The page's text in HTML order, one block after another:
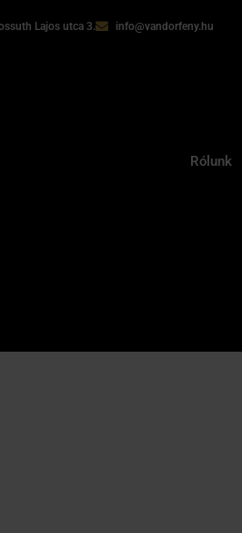
Lajos utca 3. info@vandorfeny.hu
Rólunk